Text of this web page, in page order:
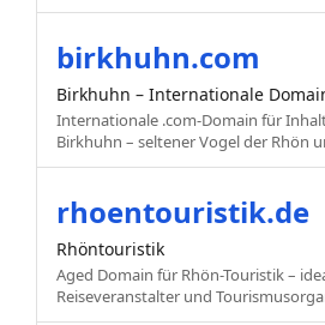
birkhuhn.com
Birkhuhn – Internationale
Internationale .com-Domain für
Birkhuhn – seltener Vogel der Rhön
rhoentouristik.de
Rhöntouristik
Aged Domain für Rhön-Touristik –
Reiseveranstalter und